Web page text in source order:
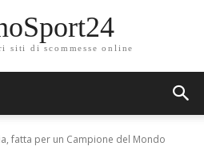
siti di scommesse online
fatta per un Campione del Mondo